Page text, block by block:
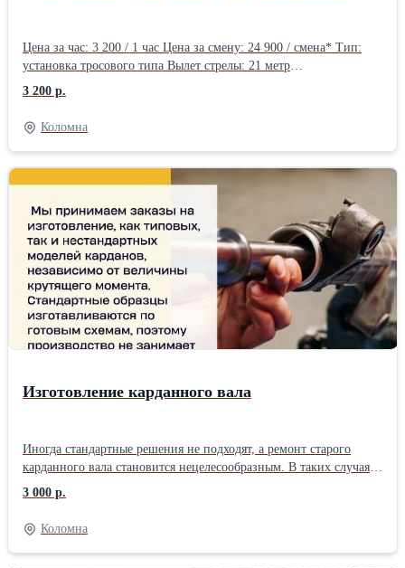
Цена за час: 3 200 / 1 час Цена за смену: 24 900 / смена* Тип:
установка тросового типа Вылет стрелы: 21 метр
Грузоподъемность: 7000 килограмм Грузоподъемность борта: 9
3 200 р.
Коломна
Изготовление карданного вала
Иногда стандартные решения не подходят, а ремонт старого
карданного вала становится нецелесообразным. В таких случаях
мы предлагаем индивидуальное изготовление карданного вала
по вашим параметрам! Когда может понадобиться изготовление
карданного вала? Модификация автомобиля (лифт подвески,
установка другого двигателя/КПП) ⬆ Приобретение редкого или
снятого с производства автомобиля Замена заводского вала на
3 000 р.
Коломна